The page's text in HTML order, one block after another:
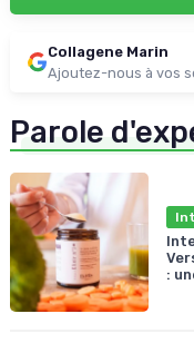
Collagene Marin
Ajoutez-nous à vos
Parole
: